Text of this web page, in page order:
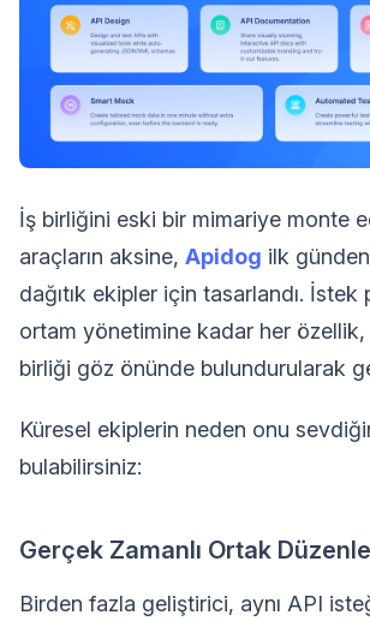
İş birliğini eski bir mimariye monte
araçların aksine, Apidog ilk
dağıtık ekipler için tasarlandı. İstek
ortam yönetimine kadar her
birliği göz önünde bulundurularak
Küresel ekiplerin neden onu
bulabilirsiniz:
Gerçek Zamanlı Ortak
Birden fazla geliştirici, aynı API